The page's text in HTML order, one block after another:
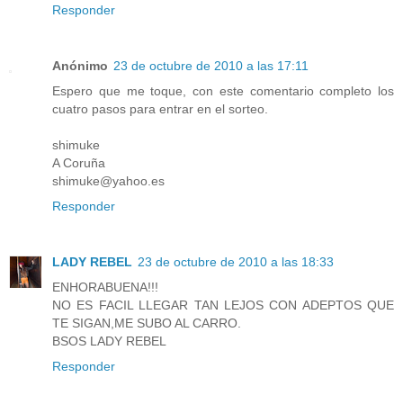
Responder
Anónimo 23 de octubre de 2010 a las 17:11
Espero que me toque, con este comentario completo los
cuatro pasos para entrar en el sorteo.
shimuke
A Coruña
shimuke@yahoo.es
Responder
LADY REBEL 23 de octubre de 2010 a las 18:33
ENHORABUENA!!!
NO ES FACIL LLEGAR TAN LEJOS CON ADEPTOS QUE
TE SIGAN,ME SUBO AL CARRO.
BSOS LADY REBEL
Responder